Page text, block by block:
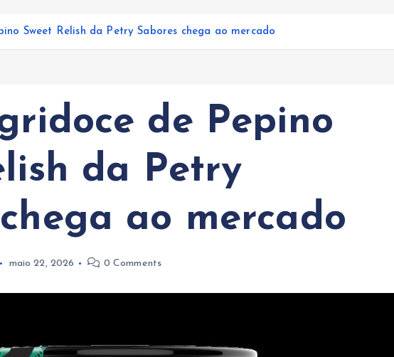
Sweet Relish da Petry Sabores chega ao mercado
de Pepino
da Petry
ao mercado
maio 22, 2026 0 Comments